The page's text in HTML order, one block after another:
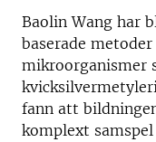
Baolin Wang har
baserade
mikroorganismer
fann att
komplext